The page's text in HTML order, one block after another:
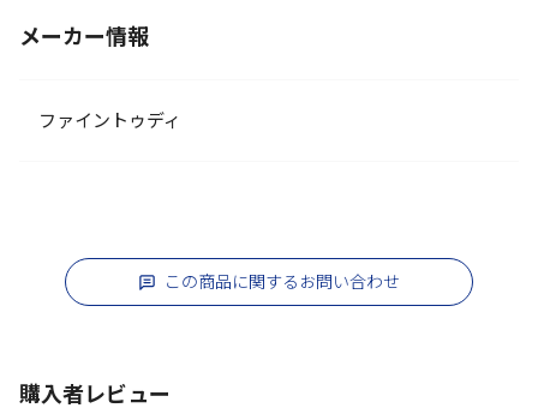
メーカー情報
ファイントゥディ
この商品に関するお問い合わせ
購入者レビュー